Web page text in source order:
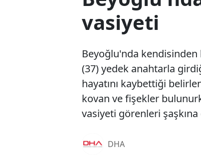
vasiyeti
Beyoğlu'nda kendisinden
(37) yedek anahtarla
hayatını kaybettiği
kovan ve fişekler
vasiyeti görenleri
DHA